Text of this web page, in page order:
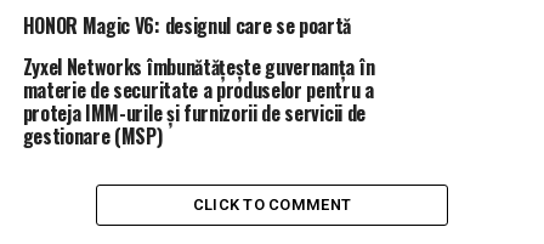
HONOR Magic V6: designul care se poartă
Zyxel Networks îmbunătățește guvernanța în
materie de securitate a produselor pentru a
proteja IMM-urile și furnizorii de servicii de
gestionare (MSP)
CLICK TO COMMENT